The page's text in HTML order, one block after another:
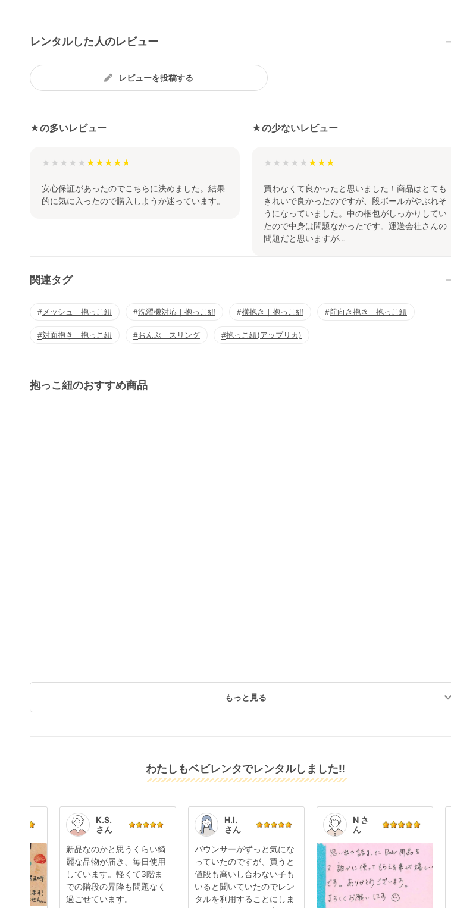
レンタルした人のレビュー
レビューを投稿する
★の多いレビュー
★★★★★
安心保証があったのでこちらに決めました。結果
的に気に入ったので購入しようか迷っています。
★の少ないレビュー
★★★★★
買わなくて良かったと思いました！商品はとても
きれいで良かったのですが、段ボールがやぶれそ
うになっていました。中の梱包がしっかりしてい
たので中身は問題なかったです。運送会社さんの
問題だと思いますが…
関連タグ
メッシュ｜抱っこ紐 洗濯機対応｜抱っこ紐 横抱き｜抱っこ紐 前向き抱き｜抱っこ紐
対面抱き｜抱っこ紐 おんぶ｜スリング 抱っこ紐(アップリカ)
抱っこ紐のおすすめ商品
もっと見る
わたしもベビレンタでレンタルしました!!
K.S.
さん
新品なのかと思うくらい綺
麗な品物が届き、毎日使用
しています。軽くて3階ま
での階段の昇降も問題なく
過ごせています。
H.I.
さん
バウンサーがずっと気にな
っていたのですが、買うと
値段も高いし合わない子も
いると聞いていたのでレン
タルを利用することにしま
N さ
ん